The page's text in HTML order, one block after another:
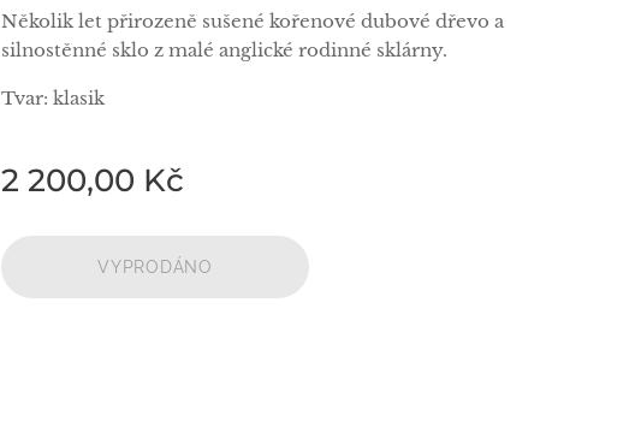
Několik let přirozeně sušené kořenové dubové dřevo a
silnostěnné sklo z malé anglické rodinné sklárny.
Tvar: klasik
2 200,00 Kč
VYPRODÁNO